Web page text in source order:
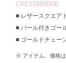
CRESTBRIDGE
レザースクエア
パール付きゴー
ゴールドチェー
アイテム、価格